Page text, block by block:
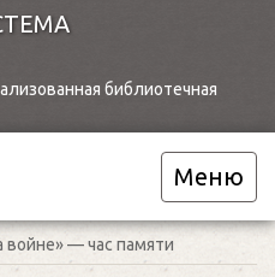
библиотечная
Меню
— час памяти